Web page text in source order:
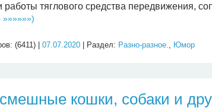
тяглового средства передвижения,
»»»»»»)
(6411) |07.07.2020 | Раздел: Разно-разное., Юмор
кошки, собаки и